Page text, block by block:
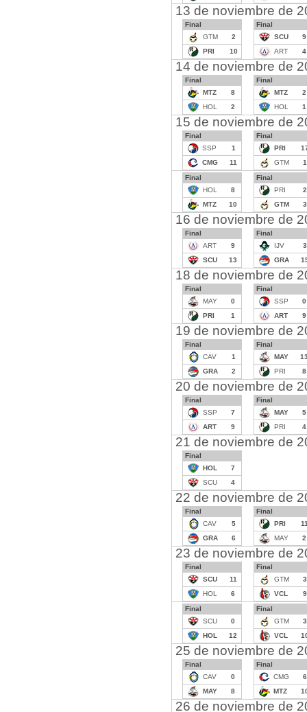
13 de noviembre de
Final
GTM
2
PRI
10
Final
SCU
9
ART
4
14 de noviembre de
Final
MTZ
8
HOL
2
Final
MTZ
2
HOL
1
15 de noviembre de
Final
SSP
1
CMG
11
Final
PRI
GTM
1
Final
HOL
8
MTZ
10
Final
PRI
2
GTM
3
16 de noviembre de
Final
ART
9
SCU
13
Final
IJV
3
GRA
18 de noviembre de
Final
MAY
0
PRI
1
Final
SSP
0
ART
9
19 de noviembre de
Final
CAV
1
GRA
2
Final
MAY
PRI
8
20 de noviembre de
Final
SSP
7
ART
9
Final
MAY
5
PRI
4
21 de noviembre de
Final
HOL
7
SCU
4
22 de noviembre de
Final
CAV
5
GRA
6
Final
PRI
MAY
2
23 de noviembre de
Final
SCU
11
HOL
6
Final
GTM
3
VCL
9
Final
SCU
0
HOL
12
Final
GTM
3
VCL
25 de noviembre de
Final
CAV
0
MAY
8
Final
CMG
6
MTZ
26 de noviembre de